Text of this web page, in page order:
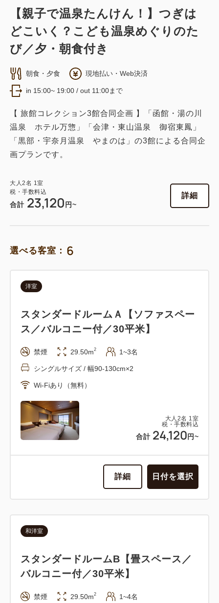
和室
15畳】
Wi-Fiあり（無料）
日付を選択
【親子で温泉たんけん！】つぎは
どこいく？こども温泉めぐりのた
び／夕・朝食付き
朝食・夕食 現地払い・Web決済
in 15:00~ 19:00 / out 11:00まで
【 旅館コレクション3館合同企画 】「函館・湯の川
温泉 ホテル万惣」「会津・東山温泉 御宿東鳳」
「黒部・宇奈月温泉 やまのは」の3館による合同企
画プランです。
大人2名 1室
税・手数料込
合計 23,120 円~
詳細
選べる客室： 6
大人 2名 1室
税・手数料込
合計 24,120 円~
洋室
スタンダードルームＡ【ソファスペー
ス／バルコニー付／30平米】
禁煙 29.50m2 1~3名
シングルサイズ / 幅90-130cm×2
Wi-Fiあり（無料）
詳細 日付を選択
和洋室
スタンダードルームB【畳スペース／
バルコニー付／30平米】
禁煙 29.50m2 1~4名